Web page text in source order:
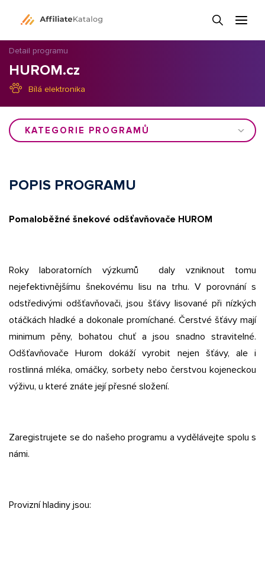
Detail programu
HUROM.cz
Bílá elektronika
KATEGORIE PROGRAMŮ
POPIS PROGRAMU
Pomaloběžné šnekové odšťavňovače HUROM
Roky laboratorních výzkumů daly vzniknout tomu
nejefektivnějšímu šnekovému lisu na trhu. V porovnání s
odstředivými odšťavňovači, jsou šťávy lisované při nízkých
otáčkách hladké a dokonale promíchané. Čerstvé šťávy mají
minimum pěny, bohatou chuť a jsou snadno stravitelné.
Odšťavňovače Hurom dokáží vyrobit nejen šťávy, ale i
rostlinná mléka, omáčky, sorbety nebo čerstvou kojeneckou
výživu, u které znáte její přesné složení.
Zaregistrujete se do našeho programu a vydělávejte spolu s
námi.
Provizní hladiny jsou: